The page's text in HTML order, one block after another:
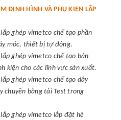
ĐỊNH HÌNH VÀ PHỤ KIỆN LẮP
ghép vimetco chế tạo phần
móc, thiết bị tự động.
ghép vimetco chế tạo bàn
kiện cho các lĩnh vực sản xuất.
ghép vimetco chế tạo dây
chuyền băng tải Test trong
ghép vimetco lắp đặt hệ